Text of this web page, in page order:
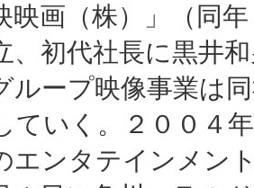
映画（株）」（同
、初代社長に黒井
ループ映像事業は
ていく。２００４
エンタテインメン